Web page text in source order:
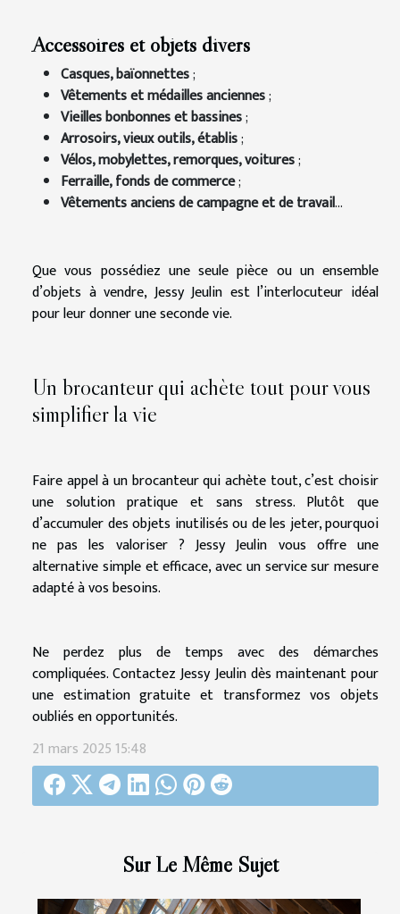
Sur Le Même Sujet
Accessoires et objets divers
Casques, baïonnettes;
Vêtements et médailles anciennes;
Vieilles bonbonnes et bassines;
Arrosoirs, vieux outils, établis;
Vélos, mobylettes, remorques, voitures;
Ferraille, fonds de commerce;
Vêtements anciens de campagne et de travail...
Que vous possédiez une seule pièce ou un ensemble
d’objets à vendre, Jessy Jeulin est l’interlocuteur idéal
pour leur donner une seconde vie.
Un brocanteur qui achète tout pour vous
simplifier la vie
Faire appel à un brocanteur qui achète tout, c’est choisir
une solution pratique et sans stress. Plutôt que
d’accumuler des objets inutilisés ou de les jeter, pourquoi
ne pas les valoriser ? Jessy Jeulin vous offre une
alternative simple et efficace, avec un service sur mesure
adapté à vos besoins.
Ne perdez plus de temps avec des démarches
compliquées. Contactez Jessy Jeulin dès maintenant pour
une estimation gratuite et transformez vos objets
oubliés en opportunités.
21 mars 2025 15:48